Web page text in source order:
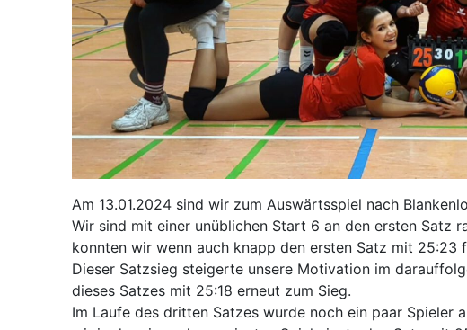
Am 13.01.2024 sind wir zum Auswärtsspiel nach
Wir sind mit einer unüblichen Start 6 an den ersten Satz
konnten wir wenn auch knapp den ersten Satz mit 25:23
Dieser Satzsieg steigerte unsere Motivation im
dieses Satzes mit 25:18 erneut zum Sieg.
Im Laufe des dritten Satzes wurde noch ein paar Spieler